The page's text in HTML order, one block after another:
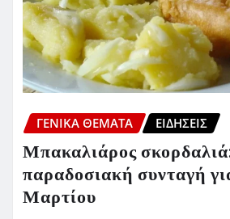
ΓΕΝΙΚΑ ΘΕΜΑΤΑ ΕΙΔΗΣΕΙΣ
Μπακαλιάρος
παραδοσιακή συνταγή
Μαρτίου